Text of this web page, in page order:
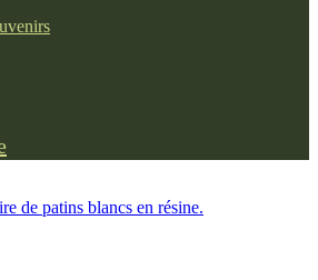
de patins blancs en résine.